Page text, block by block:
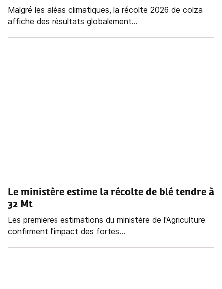
Malgré les aléas climatiques, la récolte 2026 de colza
affiche des résultats globalement...
Le ministère estime la récolte de blé tendre à
32 Mt
Les premières estimations du ministère de l'Agriculture
confirment l’impact des fortes...